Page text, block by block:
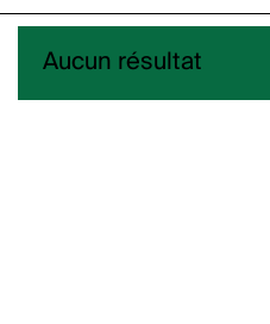
Aucun résultat